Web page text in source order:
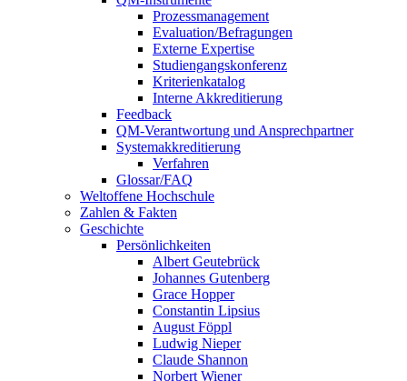
Prozessmanagement
Evaluation/Befragungen
Externe Expertise
Studiengangskonferenz
Kriterienkatalog
Interne Akkreditierung
Feedback
QM-Verantwortung und Ansprechpartner
Systemakkreditierung
Verfahren
Glossar/FAQ
Weltoffene Hochschule
Zahlen & Fakten
Geschichte
Persönlichkeiten
Albert Geutebrück
Johannes Gutenberg
Grace Hopper
Constantin Lipsius
August Föppl
Ludwig Nieper
Claude Shannon
Norbert Wiener